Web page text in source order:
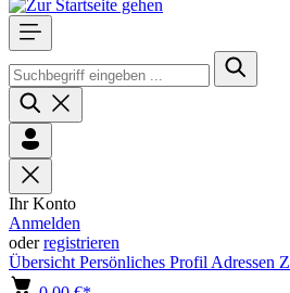
Ihr Konto
Anmelden
oderregistrieren
Übersicht Persönliches Profil Adressen